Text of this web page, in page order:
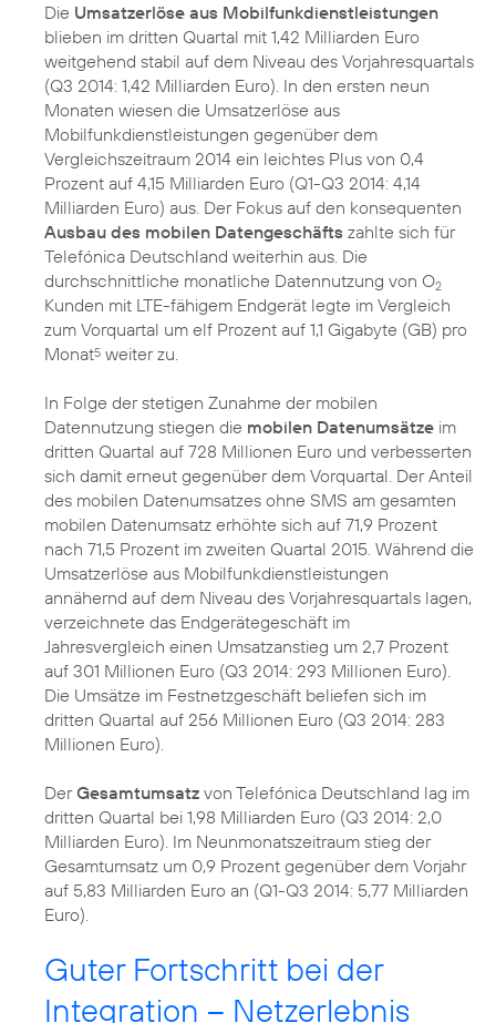
Die Umsatzerlöse aus Mobilfunkdienstleistungen
blieben im dritten Quartal mit 1,42 Milliarden Euro
weitgehend stabil auf dem Niveau des Vorjahresquartals
(Q3 2014: 1,42 Milliarden Euro). In den ersten neun
Monaten wiesen die Umsatzerlöse aus
Mobilfunkdienstleistungen gegenüber dem
Vergleichszeitraum 2014 ein leichtes Plus von 0,4
Prozent auf 4,15 Milliarden Euro (Q1-Q3 2014: 4,14
Milliarden Euro) aus. Der Fokus auf den konsequenten
Ausbau des mobilen Datengeschäfts zahlte sich für
Telefónica Deutschland weiterhin aus. Die
durchschnittliche monatliche Datennutzung von O2
Kunden mit LTE-fähigem Endgerät legte im Vergleich
zum Vorquartal um elf Prozent auf 1,1 Gigabyte (GB) pro
Monat5 weiter zu.
In Folge der stetigen Zunahme der mobilen
Datennutzung stiegen die mobilen Datenumsätze im
dritten Quartal auf 728 Millionen Euro und verbesserten
sich damit erneut gegenüber dem Vorquartal. Der Anteil
des mobilen Datenumsatzes ohne SMS am gesamten
mobilen Datenumsatz erhöhte sich auf 71,9 Prozent
nach 71,5 Prozent im zweiten Quartal 2015. Während die
Umsatzerlöse aus Mobilfunkdienstleistungen
annähernd auf dem Niveau des Vorjahresquartals lagen,
verzeichnete das Endgerätegeschäft im
Jahresvergleich einen Umsatzanstieg um 2,7 Prozent
auf 301 Millionen Euro (Q3 2014: 293 Millionen Euro).
Die Umsätze im Festnetzgeschäft beliefen sich im
dritten Quartal auf 256 Millionen Euro (Q3 2014: 283
Millionen Euro).
DerGesamtumsatz von Telefónica Deutschland lag im
dritten Quartal bei 1,98 Milliarden Euro (Q3 2014: 2,0
Milliarden Euro). Im Neunmonatszeitraum stieg der
Gesamtumsatz um 0,9 Prozent gegenüber dem Vorjahr
auf 5,83 Milliarden Euro an (Q1-Q3 2014: 5,77 Milliarden
Euro).
Guter Fortschritt bei der
Integration – Netzerlebnis